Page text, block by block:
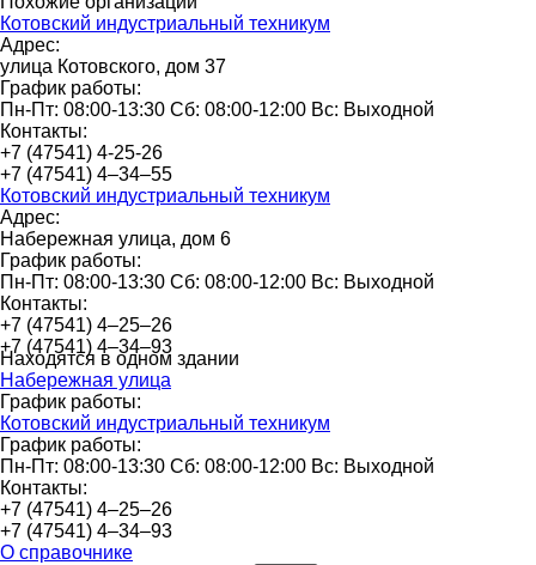
Котовский индустриальный техникум
Адрес:
улица Котовского, дом 37
График работы:
Пн-Пт: 08:00-13:30 Сб: 08:00-12:00 Вс: Выходной
Контакты:
+7 (47541) 4-25-26
+7 (47541) 4‒34‒55
Котовский индустриальный техникум
Адрес:
Набережная улица, дом 6
График работы:
Пн-Пт: 08:00-13:30 Сб: 08:00-12:00 Вс: Выходной
Контакты:
+7 (47541) 4‒25‒26
+7 (47541) 4‒34‒93
Находятся в одном здании
Набережная улица
График работы:
Котовский индустриальный техникум
График работы:
Пн-Пт: 08:00-13:30 Сб: 08:00-12:00 Вс: Выходной
Контакты:
+7 (47541) 4‒25‒26
+7 (47541) 4‒34‒93
О справочнике